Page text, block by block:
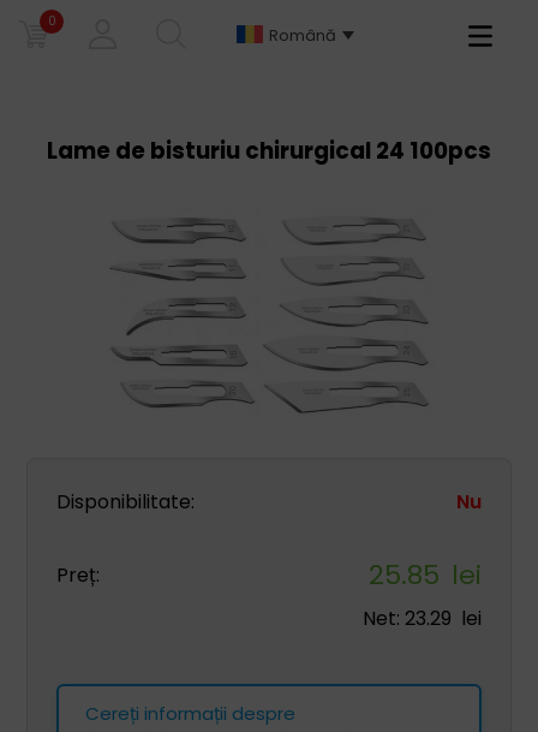
0
Română
Primary
Lame de bisturiu chirurgical 24 100pcs
Disponibilitate: Nu
Preț: 25.85 lei
Net: 23.29 lei
Cereți informații despre